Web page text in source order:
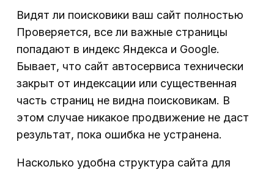
Видят ли поисковики ваш сайт полностью
Проверяется, все ли важные страницы
попадают в индекс Яндекса и Google.
Бывает, что сайт автосервиса технически
закрыт от индексации или существенная
часть страниц не видна поисковикам. В
этом случае никакое продвижение не даст
результат, пока ошибка не устранена.
Насколько удобна структура сайта для